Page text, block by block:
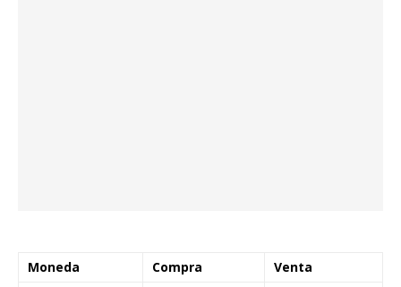
Moneda Compra
Venta